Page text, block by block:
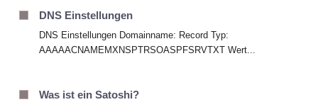
DNS Einstellungen
DNS Einstellungen Domainname: Record Typ:
AAAAACNAMEMXNSPTRSOASPFSRVTXT Wert...
Was ist ein Satoshi?